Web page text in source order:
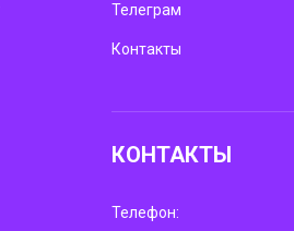
Телеграм
Контакты
КОНТАКТЫ
Телефон: